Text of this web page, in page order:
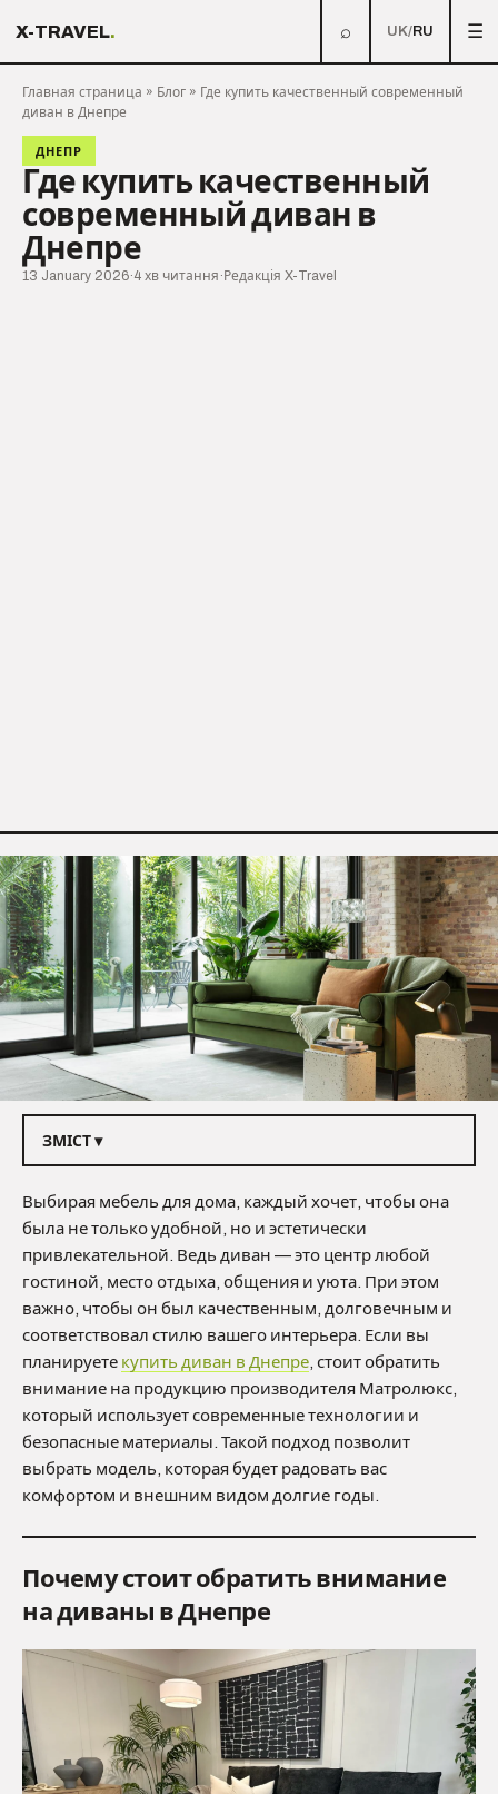
X-TRAVEL. UK/RU
⌕ ☰
Главная страница » Блог » Где купить качественный современный
диван в Днепре
ДНЕПР
Где купить качественный
современный диван в
Днепре
13 January 2026·4 хв читання · Редакція X-Travel
ЗМІСТ ▾
Выбирая мебель для дома, каждый хочет, чтобы она
была не только удобной, но и эстетически
привлекательной. Ведь диван — это центр любой
гостиной, место отдыха, общения и уюта. При этом
важно, чтобы он был качественным, долговечным и
соответствовал стилю вашего интерьера. Если вы
планируете купить диван в Днепре , стоит обратить
внимание на продукцию производителя Матролюкс,
который использует современные технологии и
безопасные материалы. Такой подход позволит
выбрать модель, которая будет радовать вас
комфортом и внешним видом долгие годы.
Почему стоит обратить внимание
на диваны в Днепре